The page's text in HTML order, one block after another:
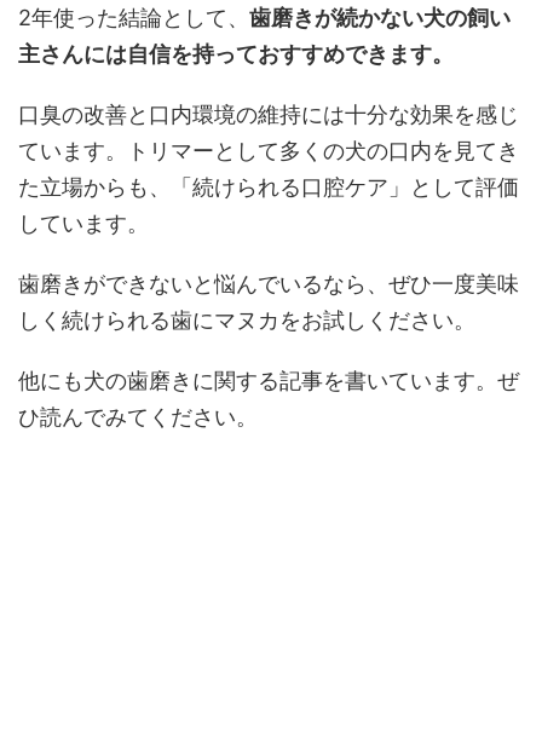
2年使った結論として、 歯磨きが続かない犬の飼い
主さんには自信を持っておすすめできます。
口臭の改善と口内環境の維持には十分な効果を感じ
ています。トリマーとして多くの犬の口内を見てき
た立場からも、「続けられる口腔ケア」として評価
しています。
歯磨きができないと悩んでいるなら、ぜひ一度美味
しく続けられる歯にマヌカをお試しください。
他にも犬の歯磨きに関する記事を書いています。ぜ
ひ読んでみてください。